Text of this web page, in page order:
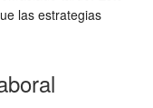
las estrategias